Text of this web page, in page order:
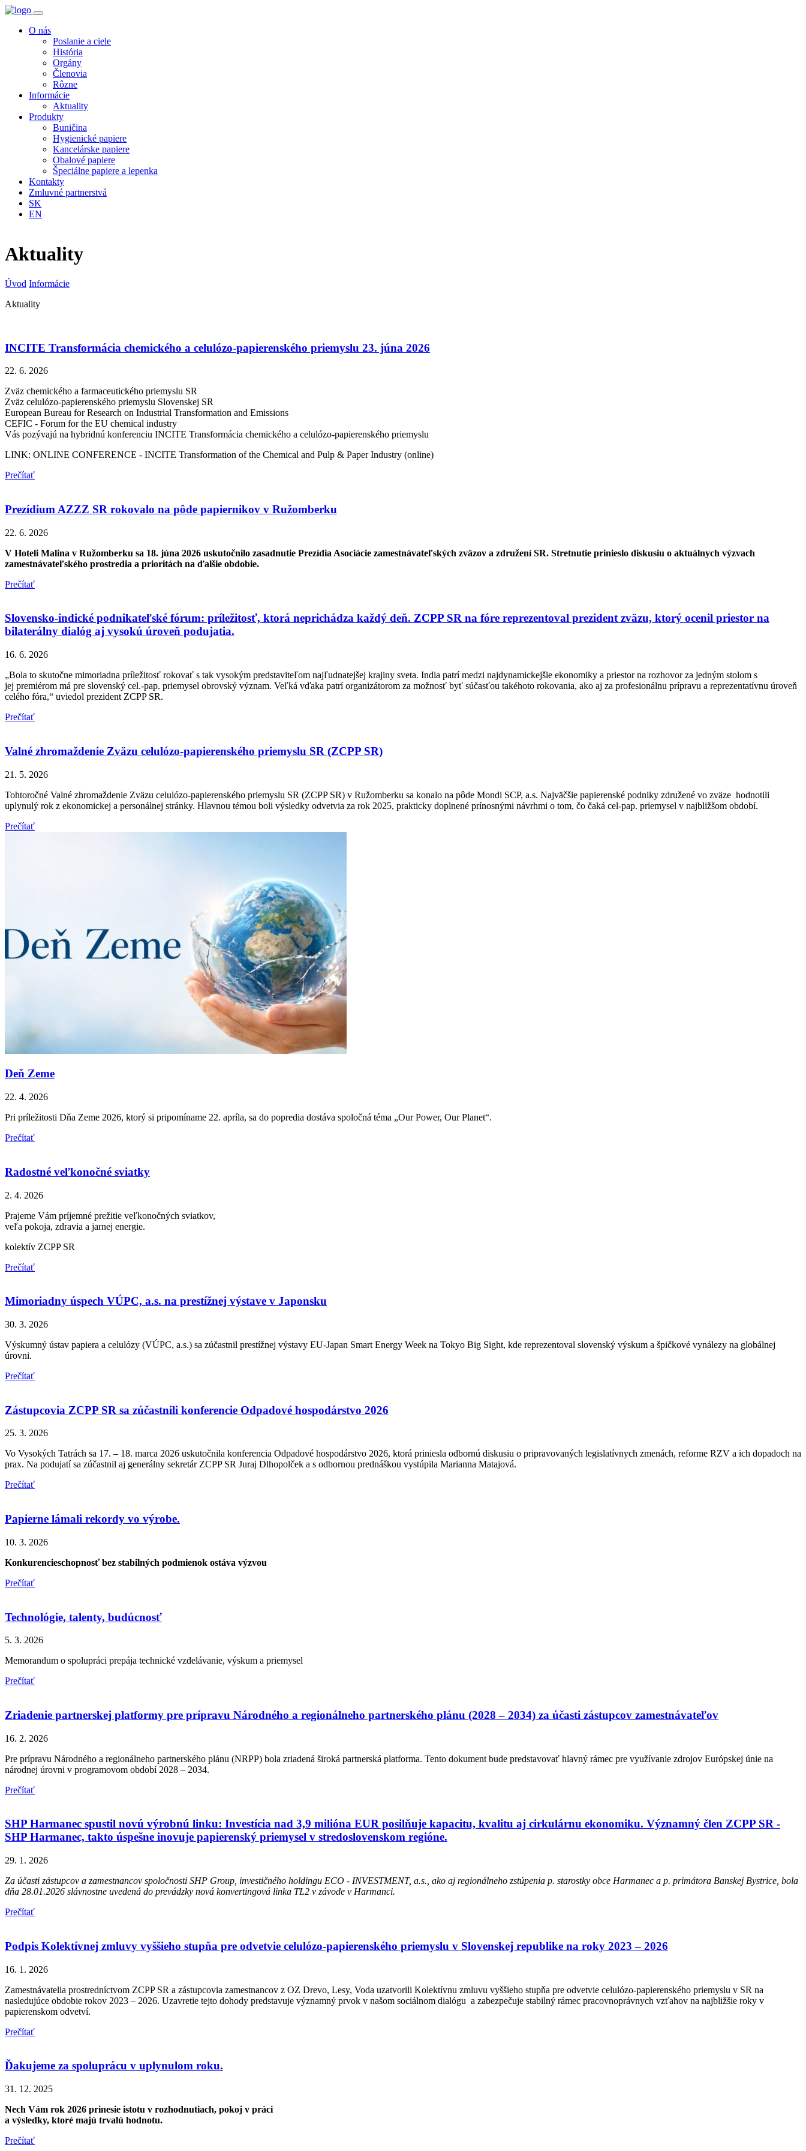
O nás
Poslanie a ciele
História
Orgány
Členovia
Rôzne
Informácie
Aktuality
Produkty
Buničina
Hygienické papiere
Kancelárske papiere
Obalové papiere
Špeciálne papiere a lepenka
Kontakty
Zmluvné partnerstvá
SK
EN
Aktuality
Úvod Informácie
Aktuality
INCITE Transformácia chemického a celulózo-papierenského priemyslu 23. júna 2026
22. 6. 2026
Zväz chemického a farmaceutického priemyslu SR
Zväz celulózo-papierenského priemyslu Slovenskej SR
European Bureau for Research on Industrial Transformation and Emissions
CEFIC - Forum for the EU chemical industry
Vás pozývajú na hybridnú konferenciu INCITE Transformácia chemického a celulózo-papierenského priemyslu
LINK: ONLINE CONFERENCE - INCITE Transformation of the Chemical and Pulp & Paper Industry (online)
Prečítať
Prezídium AZZZ SR rokovalo na pôde papiernikov v Ružomberku
22. 6. 2026
V Hoteli Malina v Ružomberku sa 18. júna 2026 uskutočnilo zasadnutie Prezídia Asociácie zamestnávateľských zväzov a združení SR. Stretnutie prinieslo diskusiu o aktuálnych výzvach
zamestnávateľského prostredia a prioritách na ďalšie obdobie.
Prečítať
Slovensko-indické podnikateľské fórum: príležitosť, ktorá neprichádza každý deň. ZCPP SR na fóre reprezentoval prezident zväzu, ktorý ocenil priestor na
bilaterálny dialóg aj vysokú úroveň podujatia.
16. 6. 2026
„Bola to skutočne mimoriadna príležitosť rokovať s tak vysokým predstaviteľom najľudnatejšej krajiny sveta. India patrí medzi najdynamickejšie ekonomiky a priestor na rozhovor za jedným stolom s
jej premiérom má pre slovenský cel.-pap. priemysel obrovský význam. Veľká vďaka patrí organizátorom za možnosť byť súčasťou takéhoto rokovania, ako aj za profesionálnu prípravu a reprezentatívnu úroveň
celého fóra,“ uviedol prezident ZCPP SR.
Prečítať
Valné zhromaždenie Zväzu celulózo-papierenského priemyslu SR (ZCPP SR)
21. 5. 2026
Tohtoročné Valné zhromaždenie Zväzu celulózo-papierenského priemyslu SR (ZCPP SR) v Ružomberku sa konalo na pôde Mondi SCP, a.s. Najväčšie papierenské podniky združené vo zväze hodnotili
uplynulý rok z ekonomickej a personálnej stránky. Hlavnou témou boli výsledky odvetvia za rok 2025, prakticky doplnené prínosnými návrhmi o tom, čo čaká cel-pap. priemysel v najbližšom období.
Prečítať
Deň Zeme
22. 4. 2026
Pri príležitosti Dňa Zeme 2026, ktorý si pripomíname 22. apríla, sa do popredia dostáva spoločná téma „Our Power, Our Planet“.
Prečítať
Radostné veľkonočné sviatky
2. 4. 2026
Prajeme Vám príjemné prežitie veľkonočných sviatkov,
veľa pokoja, zdravia a jarnej energie.
kolektív ZCPP SR
Prečítať
Mimoriadny úspech VÚPC, a.s. na prestížnej výstave v Japonsku
30. 3. 2026
Výskumný ústav papiera a celulózy (VÚPC, a.s.) sa zúčastnil prestížnej výstavy EU-Japan Smart Energy Week na Tokyo Big Sight, kde reprezentoval slovenský výskum a špičkové vynálezy na globálnej
úrovni.
Prečítať
Zástupcovia ZCPP SR sa zúčastnili konferencie Odpadové hospodárstvo 2026
25. 3. 2026
Vo Vysokých Tatrách sa 17. – 18. marca 2026 uskutočnila konferencia Odpadové hospodárstvo 2026, ktorá priniesla odbornú diskusiu o pripravovaných legislatívnych zmenách, reforme RZV a ich dopadoch na
prax. Na podujatí sa zúčastnil aj generálny sekretár ZCPP SR Juraj Dlhopolček a s odbornou prednáškou vystúpila Marianna Matajová.
Prečítať
Papierne lámali rekordy vo výrobe.
10. 3. 2026
Konkurencieschopnosť bez stabilných podmienok ostáva výzvou
Prečítať
Technológie, talenty, budúcnosť
5. 3. 2026
Memorandum o spolupráci prepája technické vzdelávanie, výskum a priemysel
Prečítať
Zriadenie partnerskej platformy pre prípravu Národného a regionálneho partnerského plánu (2028 – 2034) za účasti zástupcov zamestnávateľov
16. 2. 2026
Pre prípravu Národného a regionálneho partnerského plánu (NRPP) bola zriadená široká partnerská platforma. Tento dokument bude predstavovať hlavný rámec pre využívanie zdrojov Európskej únie na
národnej úrovni v programovom období 2028 – 2034.
Prečítať
SHP Harmanec spustil novú výrobnú linku: Investícia nad 3,9 milióna EUR posilňuje kapacitu, kvalitu aj cirkulárnu ekonomiku. Významný člen ZCPP SR -
SHP Harmanec, takto úspešne inovuje papierenský priemysel v stredoslovenskom regióne.
29. 1. 2026
Za účasti zástupcov a zamestnancov spoločnosti SHP Group, investičného holdingu ECO - INVESTMENT, a.s., ako aj regionálneho zstúpenia p. starostky obce Harmanec a p. primátora Banskej Bystrice, bola
dňa 28.01.2026 slávnostne uvedená do prevádzky nová konvertingová linka TL2 v závode v Harmanci.
Prečítať
Podpis Kolektívnej zmluvy vyššieho stupňa pre odvetvie celulózo-papierenského priemyslu v Slovenskej republike na roky 2023 – 2026
16. 1. 2026
Zamestnávatelia prostredníctvom ZCPP SR a zástupcovia zamestnancov z OZ Drevo, Lesy, Voda uzatvorili Kolektívnu zmluvu vyššieho stupňa pre odvetvie celulózo-papierenského priemyslu v SR na
nasledujúce obdobie rokov 2023 – 2026. Uzavretie tejto dohody predstavuje významný prvok v našom sociálnom dialógu a zabezpečuje stabilný rámec pracovnoprávnych vzťahov na najbližšie roky v
papierenskom odvetví.
Prečítať
Ďakujeme za spoluprácu v uplynulom roku.
31. 12. 2025
Nech Vám rok 2026 prinesie istotu v rozhodnutiach, pokoj v práci
a výsledky, ktoré majú trvalú hodnotu.
Prečítať